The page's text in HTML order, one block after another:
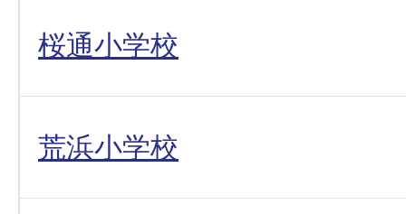
桜通小学校
荒浜小学校